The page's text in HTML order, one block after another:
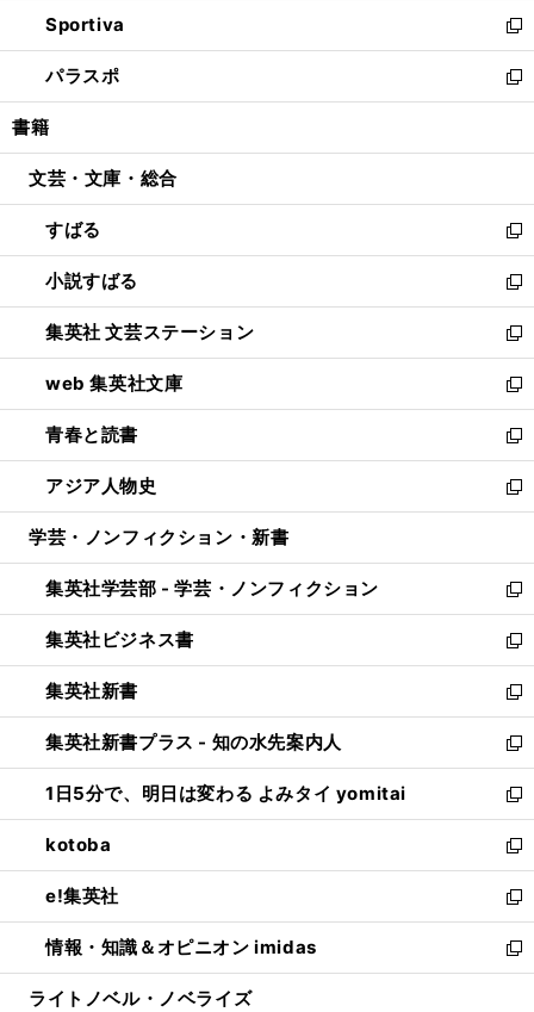
く
ド
ウ
で
開
ィ
ン
ド
ウ
開
い
ウ
ィ
ン
ウ
開
く
Sportiva
新
し
い
ウ
ン
ウ
で
開
く
パラスポ
新
し
ウ
ン
ド
ウ
で
開
く
書籍
文芸・文庫・総合
すばる
新
し
い
ウ
ィ
ン
ド
ウ
で
開
く
小説すばる
新
し
い
ウ
ィ
ン
ド
ウ
で
開
集英社 文芸ステーション
新
し
い
ウ
ィ
ン
ド
ウ
開
く
web 集英社文庫
新
し
い
ウ
ィ
ン
ウ
で
開
く
青春と読書
新
し
い
ウ
ン
ド
ウ
で
開
く
アジア人物史
新
し
ウ
ィ
ン
ド
ウ
で
開
く
学芸・ノンフィクション・新書
集英社学芸部 - 学芸・ノンフィクション
新
し
い
ウ
ィ
ン
ド
ウ
で
開
く
集英社ビジネス書
新
し
い
ウ
ィ
ン
ド
ウ
で
開
く
集英社新書
新
し
い
ウ
ィ
ン
ド
ウ
で
開
く
集英社新書プラス - 知の水先案内人
新
し
い
ウ
ィ
ン
ド
ウ
で
開
1日5分で、明日は変わる よみタイ yomitai
新
し
い
ウ
ィ
ン
ド
ウ
kotoba
新
し
い
ウ
ィ
ン
e!集英社
新
し
い
ウ
情報・知識＆オピニオン imidas
新
し
ライトノベル・ノベライズ